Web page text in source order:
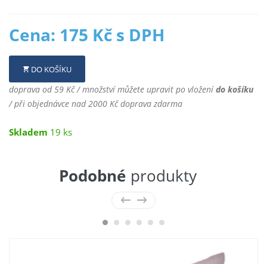
Cena: 175 Kč s DPH
DO KOŠÍKU
doprava od 59 Kč / množství můžete upravit po vloženído košíku
/ při objednávce nad 2000 Kč doprava zdarma
Skladem 19 ks
Podobné produkty